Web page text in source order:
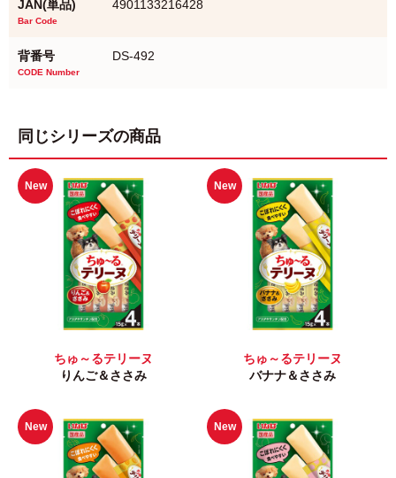
JAN(単品)
Bar Code
4901133216428
背番号
CODE Number
DS-492
同じシリーズの商品
New
ちゅ～るテリーヌ
りんご＆ささみ
New
ちゅ～るテリーヌ
バナナ＆ささみ
New New